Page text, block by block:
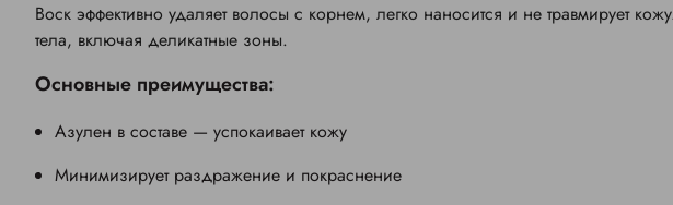
Воск эффективно удаляет волосы с корнем, легко наносится и не травмирует
тела, включая деликатные зоны.
Основные преимущества:
Азулен в составе — успокаивает кожу
Минимизирует раздражение и покраснение